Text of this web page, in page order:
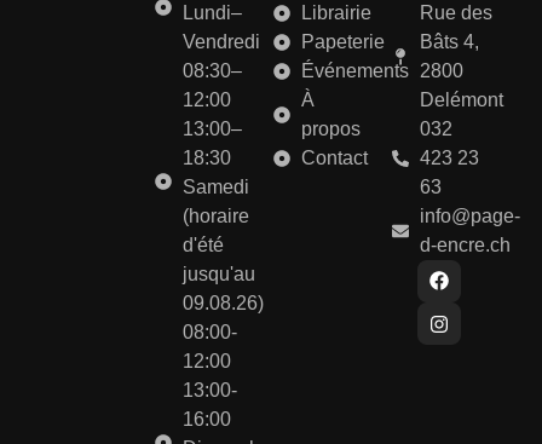
Lundi–
Vendredi
08:30–
12:00
13:00–
18:30
Samedi
(horaire
d'été
jusqu'au
09.08.26)
08:00-
12:00
13:00-
16:00
Librairie
Papeterie
Événements
À
propos
Contact
Rue des
Bâts 4,
2800
Delémont
032
423 23
63
info@page-
d-encre.ch